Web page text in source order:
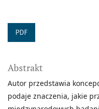
PDF
Abstrakt
Autor przedstawia
podaje znaczenia, jakie